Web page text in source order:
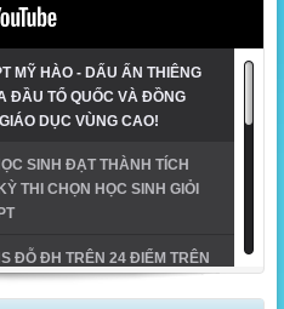
MỸ HÀO - DẤU ẤN THIÊNG
ĐẦU TỔ QUỐC VÀ ĐỒNG
DỤC VÙNG CAO!
SINH ĐẠT THÀNH TÍCH
THI CHỌN HỌC SINH GIỎI
ĐỖ ĐH TRÊN 24 ĐIỂM TRÊN
HÀO-NĂM 2023